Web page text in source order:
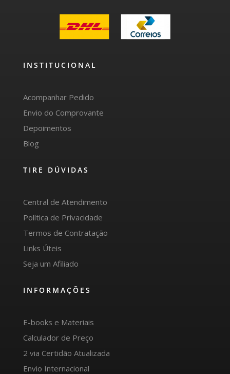
INSTITUCIONAL
Acompanhar Pedido
Envio do Comprovante
Depoimentos
Blog
TIRE DÚVIDAS
Central de Atendimento
Política de Privacidade
Termos de Contratação
Links Úteis
Seja um Afiliado
INFORMAÇÕES
E-books e Materiais
Calculador de Preço
2 via Certidão Atualizada
Envio Internacional